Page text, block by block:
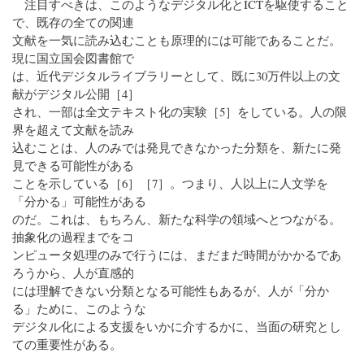
注目すべきは、このようなデジタル化とICTを駆使すること
で、既存の全ての関連
文献を一気に読み込むことも原理的には可能であることだ。
現に国立国会図書館で
は、近代デジタルライブラリーとして、既に30万件以上の文
献がデジタル公開［4］
され、一部は全文テキスト化の実験［5］をしている。人の限
界を超えて文献を読み
込むことは、人のみでは発見できなかった分類を、新たに発
見できる可能性がある
ことを示している［6］［7］。つまり、人以上に人文学を
「分かる」可能性がある
のだ。これは、もちろん、新たな科学の領域へとつながる。
抽象化の過程までをコ
ンピュータ処理のみで行うには、まだまだ時間がかかるであ
ろうから、人が直感的
には理解できない分類となる可能性もあるが、人が「分か
る」ために、このような
デジタル化による支援をいかに介するかに、当面の研究とし
ての重要性がある。